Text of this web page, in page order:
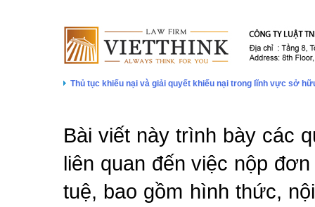
Thủ tục khiếu nại và giải quyết khiếu nại trong lĩnh vực sở
Bài viết này trình bày các
liên quan đến việc nộp
tuệ, bao gồm hình thức,